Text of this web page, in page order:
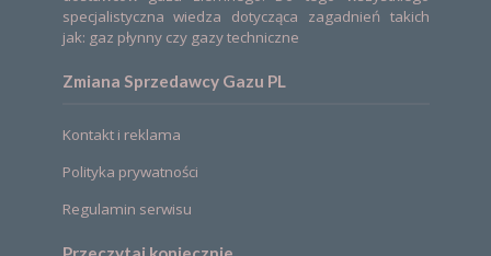
specjalistyczna wiedza dotycząca zagadnień takich
jak: gaz płynny czy gazy techniczne
Zmiana Sprzedawcy Gazu PL
Kontakt i reklama
Polityka prywatności
Regulamin serwisu